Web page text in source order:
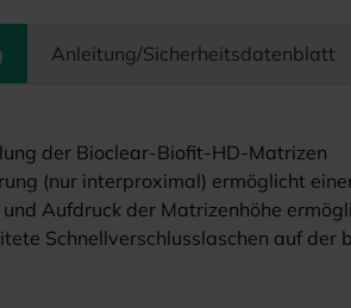
Anleitung/Sicherheitsdatenblatt
der Bioclear-Biofit-HD-Matrizen
(nur interproximal) ermöglicht
und Aufdruck der Matrizenhöhe
Schnellverschlusslaschen auf der